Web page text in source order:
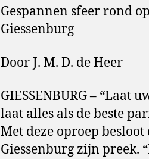
Gespannen sfeer rond
Giessenburg
Door J. M. D. de Heer
GIESSENBURG – “Laat
laat alles als de beste
Met deze oproep
Giessenburg zijn preek.